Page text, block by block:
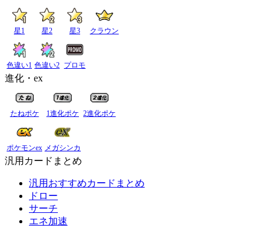
星1 星2 星3 クラウン
色違い1 色違い2 プロモ
進化・ex
たねポケ 1進化ポケ 2進化ポケ
ポケモンex メガシンカ
汎用カードまとめ
汎用おすすめカードまとめ
ドロー
サーチ
エネ加速